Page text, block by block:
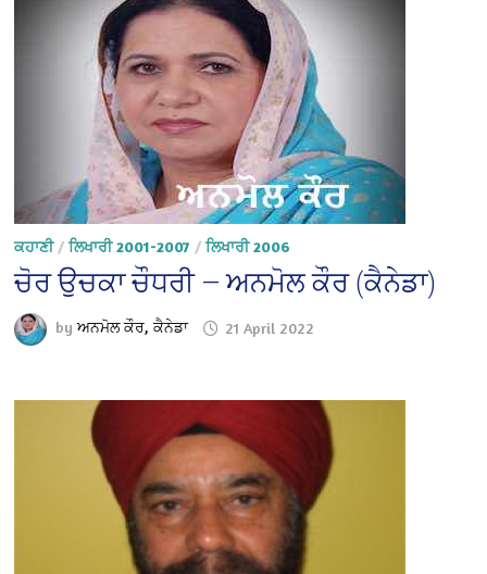
ਕਹਾਣੀ/ਲਿਖਾਰੀ 2001-2007 /ਲਿਖਾਰੀ 2006
ਚੋਰ ਉਚਕਾ ਚੌਧਰੀ — ਅਨਮੋਲ ਕੌਰ (ਕੈਨੇਡਾ)
byਅਨਮੋਲ ਕੌਰ, ਕੈਨੇਡਾ 21 April 2022